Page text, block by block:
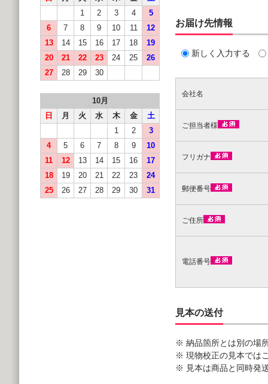
お届け先情報
新しく入力する
会社名
ご担当者様
フリガナ
郵便番号
ご住所
電話番号
見本の送付
※ 納品箇所とは別の場
※ 現物校正の見本では
※ 見本は商品と同時発
1
2 3 4
5
6
7 8 9 10 11
12
13
14 15 16 17 18
19
20
21 22 23 24 25
26
27
28 29 30
10月
日
月 火 水 木 金
土
1
2
3
4
5 6 7 8 9
10
11
12 13 14 15 16
17
18
19 20 21 22 23
24
25
26 27 28 29 30 31